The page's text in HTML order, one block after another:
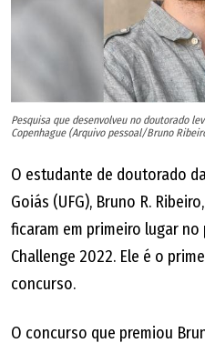
Pesquisa que desenvolveu no doutorado
Copenhague (Arquivo pessoal/Bruno
O estudante de doutorado
Goiás (UFG), Bruno R.
ficaram em primeiro lugar no
Challenge 2022. Ele é o
concurso.
O concurso que premiou